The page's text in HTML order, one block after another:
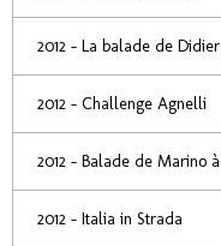
2012 - La balade de Didier
2012 - Challenge Agnelli
2012 - Balade de Marino
2012 - Italia in Strada